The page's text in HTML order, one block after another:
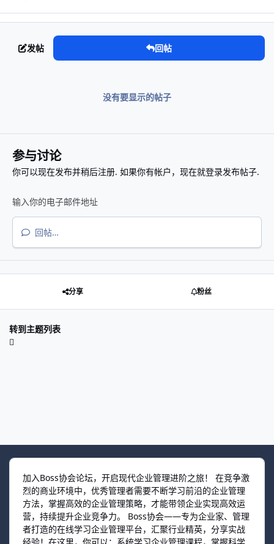
发帖 回帖
没有要显示的帖子
参与讨论
你可以现在发布并稍后注册. 如果你有帐户， 现在就登录发布帖子.
回帖…
分享 粉丝
转到主题列表
加入Boss协会论坛，开启现代企业管理进阶之旅！ 在竞争激
烈的商业环境中，优秀管理者需要不断学习前沿的企业管理
方法，掌握高效的企业管理策略，才能带领企业实现高效运
营，持续提升企业竞争力。 Boss协会——专为企业家、管理
者打造的在线学习企业管理平台，汇聚行业精英，分享实战